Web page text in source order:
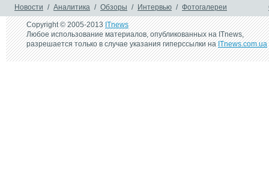
Новости / Аналитика / Обзоры / Интервью / Фотогалереи
Copyright © 2005-2013ITnews
Любое использование материалов, опубликованных на ITnews,
разрешается только в случае указания гиперссылки наITnews.com.ua